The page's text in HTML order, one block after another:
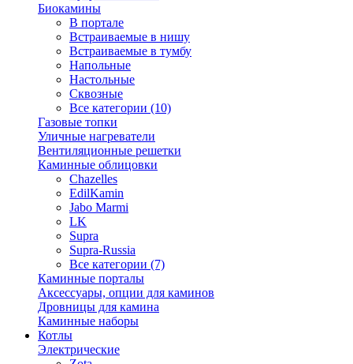
Биокамины
В портале
Встраиваемые в нишу
Встраиваемые в тумбу
Напольные
Настольные
Сквозные
Все категории (10)
Газовые топки
Уличные нагреватели
Вентиляционные решетки
Каминные облицовки
Chazelles
EdilKamin
Jabo Marmi
LK
Supra
Supra-Russia
Все категории (7)
Каминные порталы
Аксессуары, опции для каминов
Дровницы для камина
Каминные наборы
Котлы
Электрические